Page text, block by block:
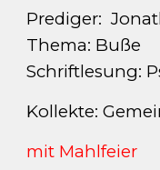
Prediger:
Thema: Buße
Schriftlesung:
Kollekte:
mit Mahlfeier